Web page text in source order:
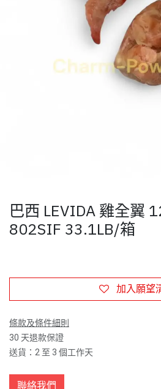
巴西 LEVIDA 雞全翼
802SIF 33.1LB/箱
加入願望
條款及條件細則
30 天退款保證
送貨：2 至 3 個工作天
聯絡我們